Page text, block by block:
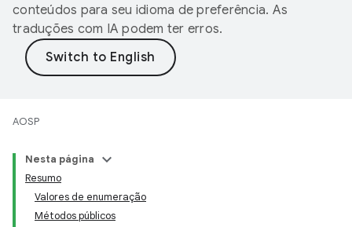
conteúdos para seu idioma de preferência. As
traduções com IA podem ter erros.
AOSP
Nesta página
Resumo
Valores de enumeração
Métodos públicos